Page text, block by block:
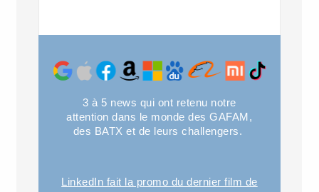
3 à 5 news qui ont retenu notre
attention dans le monde des GAFAM,
des BATX et de leurs challengers.
LinkedIn fait la promo du dernier film de